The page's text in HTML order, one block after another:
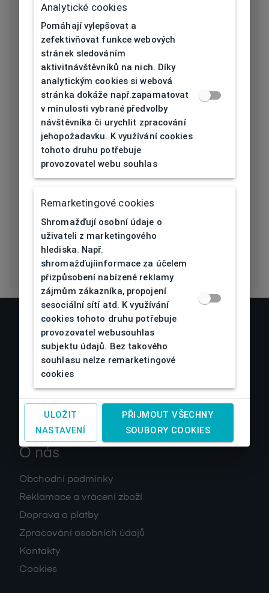
Výška očnice
[mm]
Délka stranice
[mm]
140
Typ nosníku Plast
Prohnutí očnice
[báze]
4,5
Flex
Eco Friendly Ne
O nás
Obchodní podmínky
Reklamace a vrácení zboží
Doprava a platby
Zpracování osobních údajů
Kontakty
Cookies
Analytické cookies
Pomáhají vylepšovat a
zefektivňovat funkce webových
stránek sledováním
aktivitnávštěvníků na nich. Díky
analytickým cookies si webová
stránka dokáže např.zapamatovat
v minulosti vybrané předvolby
návštěvníka či urychlit zpracování
jehopožadavku. K využívání cookies
tohoto druhu potřebuje
provozovatel webu souhlas
Remarketingové cookies
Shromažďují osobní údaje o
uživateli z marketingového
hlediska. Např.
shromažďujíinformace za účelem
přizpůsobení nabízené reklamy
zájmům zákazníka, propojení
sesociální sítí atd. K využívání
cookies tohoto druhu potřebuje
provozovatel webusouhlas
subjektu údajů. Bez takového
souhlasu nelze remarketingové
cookies
ULOŽIT
NASTAVENÍ
PŘIJMOUT VŠECHNY
SOUBORY COOKIES